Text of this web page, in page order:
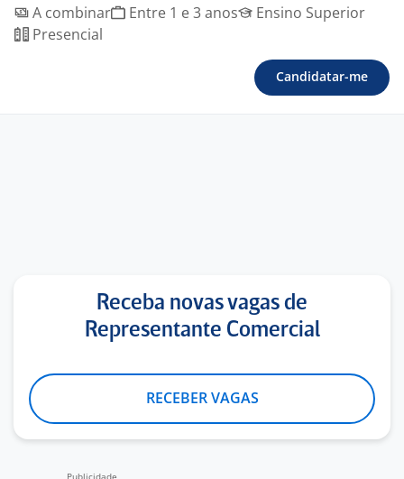
A combinar
Entre 1 e 3 anos
Ensino Superior
Presencial
Candidatar-me
Receba novas vagas de
Representante Comercial
RECEBER VAGAS